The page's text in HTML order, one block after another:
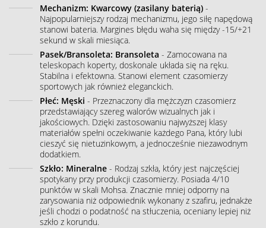
Mechanizm: Kwarcowy (zasilany baterią) -
Najpopularniejszy rodzaj mechanizmu, jego siłę napędową
stanowi bateria. Margines błędu waha się między -15/+21
sekund w skali miesiąca.
Pasek/Bransoleta: Bransoleta - Zamocowana na
teleskopach koperty, doskonale układa się na ręku.
Stabilna i efektowna. Stanowi element czasomierzy
sportowych jak również eleganckich.
Płeć: Męski - Przeznaczony dla mężczyzn czasomierz
przedstawiający szereg walorów wizualnych jak i
jakościowych. Dzięki zastosowaniu najwyższej klasy
materiałów spełni oczekiwanie każdego Pana, który lubi
cieszyć się nietuzinkowym, a jednocześnie niezawodnym
dodatkiem.
Szkło: Mineralne - Rodzaj szkła, który jest najczęściej
spotykany przy produkcji czasomierzy. Posiada 4/10
punktów w skali Mohsa. Znacznie mniej odporny na
zarysowania niż odpowiednik wykonany z szafiru, jednakże
jeśli chodzi o podatność na stłuczenia, oceniany lepiej niż
szkło z korundu.